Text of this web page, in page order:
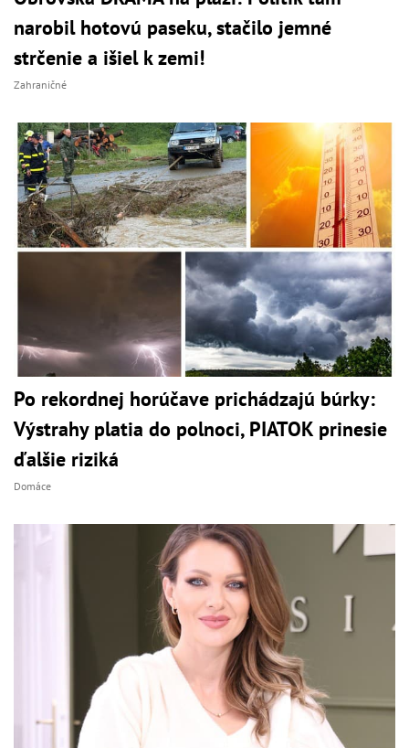
narobil hotovú paseku, stačilo jemné
strčenie a išiel k zemi!
Zahraničné
Po rekordnej horúčave prichádzajú búrky:
Výstrahy platia do polnoci, PIATOK prinesie
ďalšie riziká
Domáce